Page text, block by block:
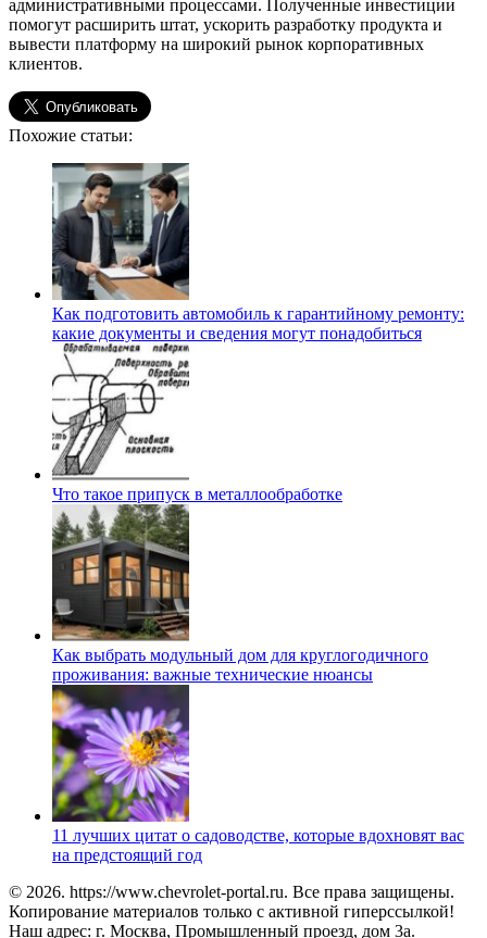
административными процессами. Полученные инвестиции
помогут расширить штат, ускорить разработку продукта и
вывести платформу на широкий рынок корпоративных
клиентов.
Похожие статьи:
Как подготовить автомобиль к гарантийному ремонту:
какие документы и сведения могут понадобиться
Что такое припуск в металлообработке
Как выбрать модульный дом для круглогодичного
проживания: важные технические нюансы
11 лучших цитат о садоводстве, которые вдохновят вас
на предстоящий год
© 2026. https://www.chevrolet-portal.ru. Все права защищены.
Копирование материалов только с активной гиперссылкой!
Наш адрес: г. Москва, Промышленный проезд, дом 3а.